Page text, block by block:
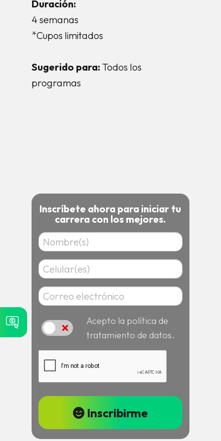
Duración:
4 semanas
*Cupos limitados
Sugerido para: Todos los
programas
Inscríbete ahora para iniciar tu
carrera con los mejores.
Acepto
Acepto la política de
tratamiento de datos.
Inscribirme